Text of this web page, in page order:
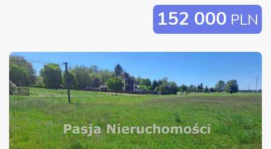
152 000 PLN